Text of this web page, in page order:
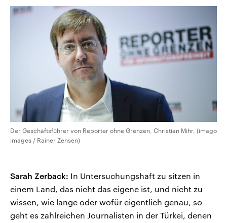
Der Geschäftsführer von Reporter ohne Grenzen, Christian Mihr. (imago
images / Rainer Zensen)
Sarah Zerback: In Untersuchungshaft zu sitzen in
einem Land, das nicht das eigene ist, und nicht zu
wissen, wie lange oder wofür eigentlich genau, so
geht es zahlreichen Journalisten in der Türkei, denen